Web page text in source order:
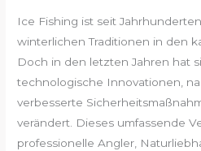
Ice Fishing ist seit
winterlichen Traditionen in den
Doch in den letzten Jahren hat
technologische Innovationen,
verbesserte
verändert. Dieses umfassende
professionelle Angler,